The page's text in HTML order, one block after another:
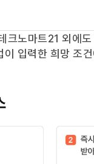
크노마트21 외에도
입력한 희망 조